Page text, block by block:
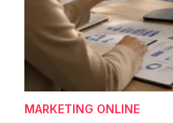
MARKETING ONLINE